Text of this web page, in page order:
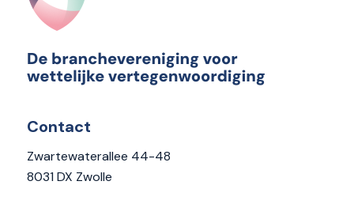
Contact
Zwartewaterallee 44-48
8031 DX Zwolle